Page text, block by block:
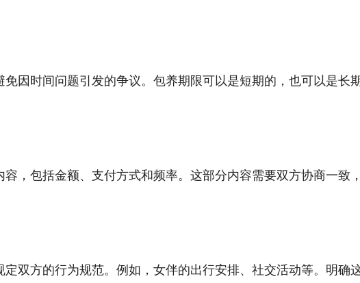
因时间问题引发的争议。包养期限可以是短期的，也可以是长
，包括金额、支付方式和频率。这部分内容需要双方协商一致
双方的行为规范。例如，女伴的出行安排、社交活动等。明确